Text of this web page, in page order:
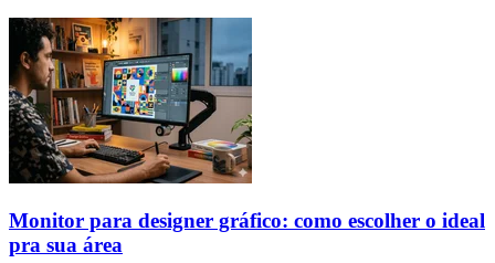
Monitor para designer gráfico: como escolher o ideal
pra sua área